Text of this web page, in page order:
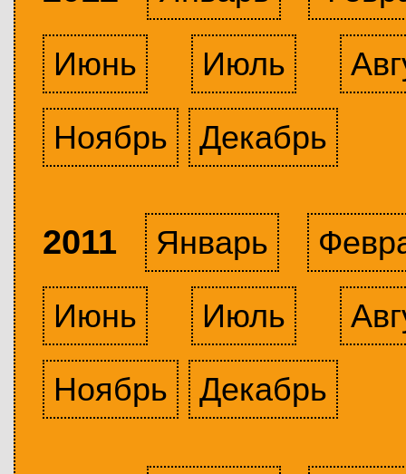
Июнь
Июль
Ноябрь
Декабрь
2011 Январь
Июнь
Июль
Ноябрь
Декабрь